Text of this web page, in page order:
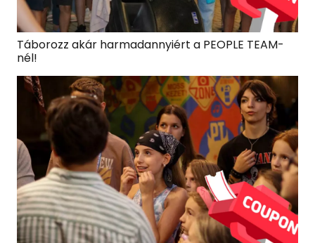
Táborozz akár harmadannyiért a PEOPLE TEAM-
nél!